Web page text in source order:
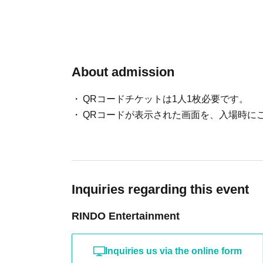
About admission
QRコードチケットは1人1枚必要です。
QRコードが表示された画面を、入場時に
Inquiries regarding this event
RINDO Entertainment
Inquiries us via the online form